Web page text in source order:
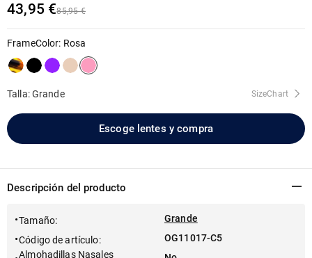
43,95 €85,95 €
FrameColor: Rosa
Talla: Grande SizeChart
Escoge lentes y compra
Descripción del producto
Tamaño:
Grande
Código de artículo:
OG11017-C5
Almohadillas Nasales